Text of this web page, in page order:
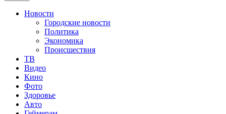
Новости
Городские новости
Политика
Экономика
Происшествия
ТВ
Видео
Кино
Фото
Здоровье
Авто